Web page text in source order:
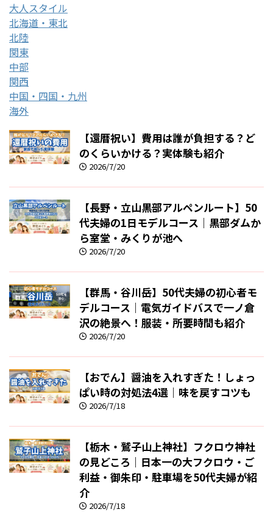
大人スタイル
北海道・東北
北陸
関東
中部
関西
中国・四国・九州
海外
【還暦祝い】費用は誰が負担する？ど
のくらいかける？実体験も紹介
2026/7/20
【長野・立山黒部アルペンルート】50
代夫婦の1日モデルコース｜黒部ダムか
ら室堂・みくりが池へ
2026/7/20
【群馬・谷川岳】50代夫婦の初心者モ
デルコース｜電気ガイドバスで一ノ倉
沢の絶景へ！服装・所要時間も紹介
2026/7/20
【おでん】醤油を入れすぎた！しょっ
ぱい時の対処法4選｜味を戻すコツも
2026/7/18
【栃木・鷲子山上神社】フクロウ神社
の見どころ｜日本一の大フクロウ・ご
利益・御朱印・駐車場を50代夫婦が紹
介
2026/7/18